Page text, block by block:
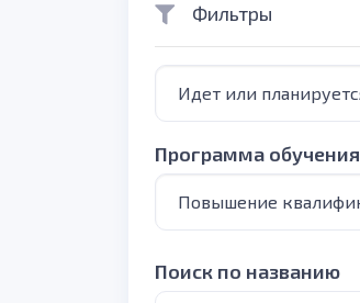
Фильтры
Программа обучения
Поиск по названию